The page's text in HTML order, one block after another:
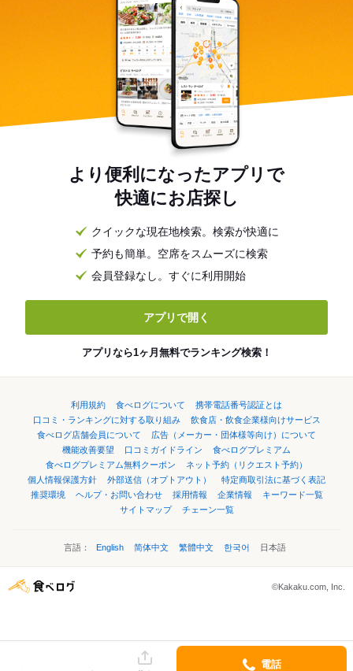
より便利になったアプリで
快適にお店探し
クイックな現在地検索。検索が快適に
予約も簡単。空席をスムーズに検索
会員登録なし。すぐに利用開始
アプリで開く
アプリなら1ヶ月無料でランキング検索！
利用規約 食べログについて
携帯電話番号認証とは
口コミ・ランキングに対する取り組み
飲食店・飲食企業様向けサービス
食べログ店舗会員について
広告（メーカー・団体様等向け）について
機能改善要望
口コミガイドライン
食べログプレミアム
食べログプレミアム無料クーポン
ネット予約（リクエスト予約）
個人情報保護方針
外部送信（オプトアウト）
特定商取引法に基づく表記
推奨環境
ヘルプ・お問い合わせ 採用情報 企業情報
キーワード一覧
サイトマップ
チェーン一覧
言語： English 简体中文 繁體中文 한국어 日本語
©Kakaku.com, Inc.
電話